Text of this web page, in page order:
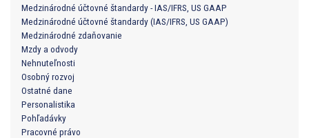
Medzinárodné účtovné štandardy - IAS/IFRS, US GAAP
Medzinárodné účtovné štandardy (IAS/IFRS, US GAAP)
Medzinárodné zdaňovanie
Mzdy a odvody
Nehnuteľnosti
Osobný rozvoj
Ostatné dane
Personalistika
Pohľadávky
Pracovné právo